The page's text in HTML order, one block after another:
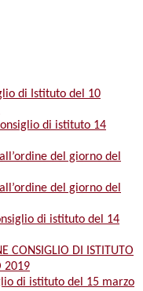
di Istituto del 10
di istituto 14
del giorno del
del giorno del
di istituto del 14
CONSIGLIO DI ISTITUTO
2019
di istituto del 15 marzo